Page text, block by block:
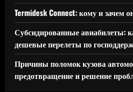
Termidesk Connect: кому и зачем
Субсидированные авиабилеты:
дешевые перелеты по
Причины поломок кузова
предотвращение и решение